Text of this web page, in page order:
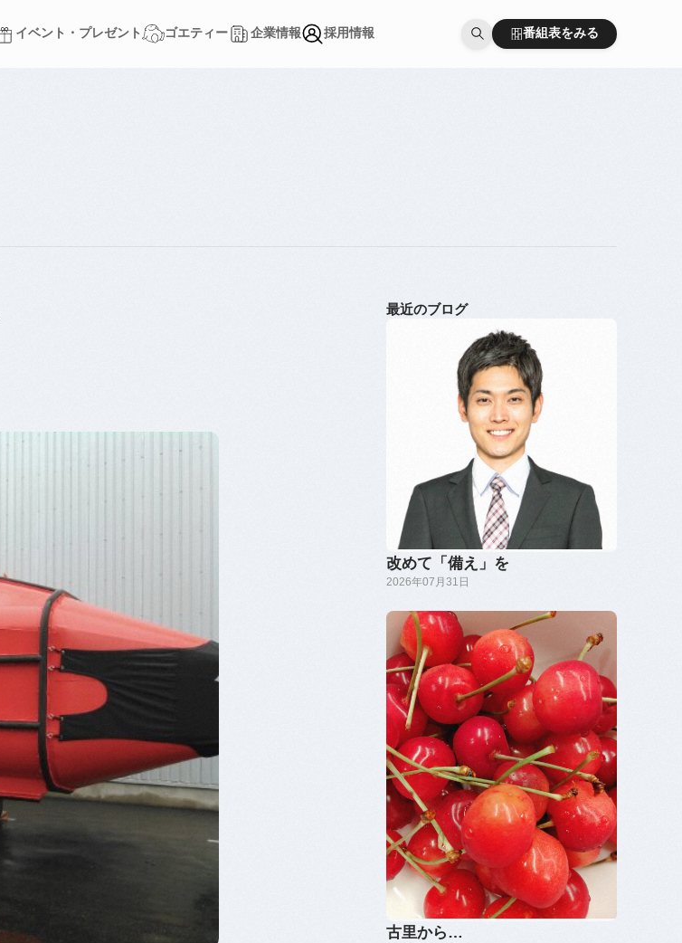
イベント・プレゼント
ゴエティー
企業情報
採用情報
番組表をみる
番組表をみる
最近のブログ
改めて「備え」を
2026年07月31日
古里から…